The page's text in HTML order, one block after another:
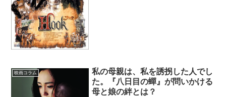
映画コラム
私の母親は、私を誘拐した人でし
た。『八日目の蟬』が問いかける
母と娘の絆とは？